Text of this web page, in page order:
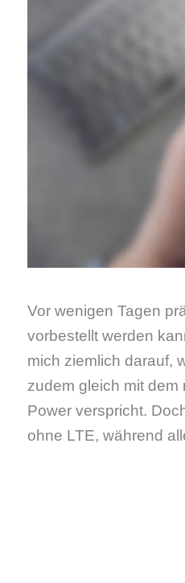
Vor wenigen Tagen
vorbestellt werden
mich ziemlich darauf,
zudem gleich mit dem
Power verspricht.
ohne LTE, während